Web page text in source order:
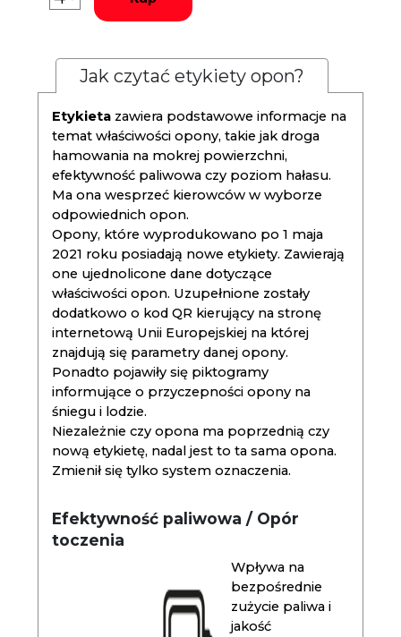
Jak czytać etykiety opon?
Etykieta zawiera podstawowe informacje na
temat właściwości opony, takie jak droga
hamowania na mokrej powierzchni,
efektywność paliwowa czy poziom hałasu.
Ma ona wesprzeć kierowców w wyborze
odpowiednich opon.
Opony, które wyprodukowano po 1 maja
2021 roku posiadają nowe etykiety. Zawierają
one ujednolicone dane dotyczące
właściwości opon. Uzupełnione zostały
dodatkowo o kod QR kierujący na stronę
internetową Unii Europejskiej na której
znajdują się parametry danej opony.
Ponadto pojawiły się piktogramy
informujące o przyczepności opony na
śniegu i lodzie.
Niezależnie czy opona ma poprzednią czy
nową etykietę, nadal jest to ta sama opona.
Zmienił się tylko system oznaczenia.
Efektywność paliwowa / Opór
toczenia
Wpływa na
bezpośrednie
zużycie paliwa i
jakość